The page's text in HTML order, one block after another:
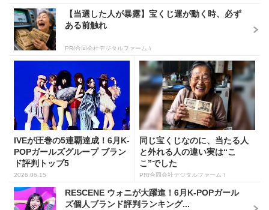
【当選した人が暴露】宝くじ運が動く時、必ず
ある前触れ
PR(合同会社デジタルファーム )
IVEが圧巻の5連覇達成！6月K-
POPガールズグループ ブラン
ド評判トップ5
2026.06.15
同じ宝くじなのに、当たる人
と外れる人の違い実は“こ
こ”でした
PR(合同会社デジタルファーム )
RESCENE ウォニが大躍進！6月K-POPガール
ズ個人ブランド評判ランキング...